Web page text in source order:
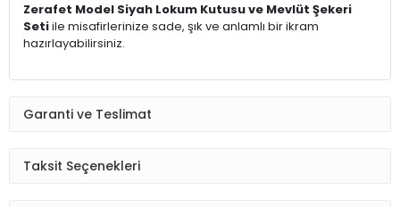
Zerafet Model Siyah Lokum Kutusu ve Mevlüt Şekeri
Setiile misafirlerinize sade, şık ve anlamlı bir ikram
hazırlayabilirsiniz.
Garanti ve Teslimat
Taksit Seçenekleri